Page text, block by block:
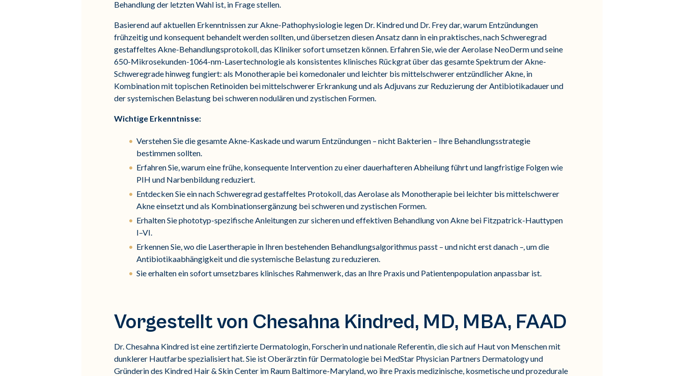
Behandlung der letzten Wahl ist, in Frage stellen.
Basierend auf aktuellen Erkenntnissen zur Akne-Pathophysiologie legen Dr. Kindred und Dr. Frey dar, warum Entzündungen
frühzeitig und konsequent behandelt werden sollten, und übersetzen diesen Ansatz dann in ein praktisches, nach Schweregrad
gestaffeltes Akne-Behandlungsprotokoll, das Kliniker sofort umsetzen können. Erfahren Sie, wie der Aerolase NeoDerm und seine
650-Mikrosekunden-1064-nm-Lasertechnologie als konsistentes klinisches Rückgrat über das gesamte Spektrum der Akne-
Schweregrade hinweg fungiert: als Monotherapie bei komedonaler und leichter bis mittelschwerer entzündlicher Akne, in
Kombination mit topischen Retinoiden bei mittelschwerer Erkrankung und als Adjuvans zur Reduzierung der Antibiotikadauer und
der systemischen Belastung bei schweren nodulären und zystischen Formen.
Wichtige Erkenntnisse:
Verstehen Sie die gesamte Akne-Kaskade und warum Entzündungen – nicht Bakterien – Ihre Behandlungsstrategie
bestimmen sollten.
Erfahren Sie, warum eine frühe, konsequente Intervention zu einer dauerhafteren Abheilung führt und langfristige Folgen wie
PIH und Narbenbildung reduziert.
Entdecken Sie ein nach Schweregrad gestaffeltes Protokoll, das Aerolase als Monotherapie bei leichter bis mittelschwerer
Akne einsetzt und als Kombinationsergänzung bei schweren und zystischen Formen.
Erhalten Sie phototyp-spezifische Anleitungen zur sicheren und effektiven Behandlung von Akne bei Fitzpatrick-Hauttypen
I–VI.
Erkennen Sie, wo die Lasertherapie in Ihren bestehenden Behandlungsalgorithmus passt – und nicht erst danach –, um die
Antibiotikaabhängigkeit und die systemische Belastung zu reduzieren.
Sie erhalten ein sofort umsetzbares klinisches Rahmenwerk, das an Ihre Praxis und Patientenpopulation anpassbar ist.
Vorgestellt von Chesahna Kindred, MD, MBA, FAAD
Dr. Chesahna Kindred ist eine zertifizierte Dermatologin, Forscherin und nationale Referentin, die sich auf Haut von Menschen mit
dunklerer Hautfarbe spezialisiert hat. Sie ist Oberärztin für Dermatologie bei MedStar Physician Partners Dermatology und
Gründerin des Kindred Hair & Skin Center im Raum Baltimore-Maryland, wo ihre Praxis medizinische, kosmetische und prozedurale